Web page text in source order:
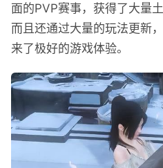
面的PVP赛事，获得了大量
而且还通过大量的玩法更新
来了极好的游戏体验。